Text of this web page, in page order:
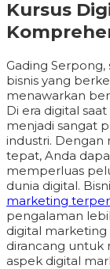
Kursus
Gading
bisnis yang
menawarkan
Di era digital
menjadi sangat
industri. Dengan
tepat, Anda
memperluas
dunia digital.
marketing
pengalaman
digital marketing
dirancang untuk
aspek digital